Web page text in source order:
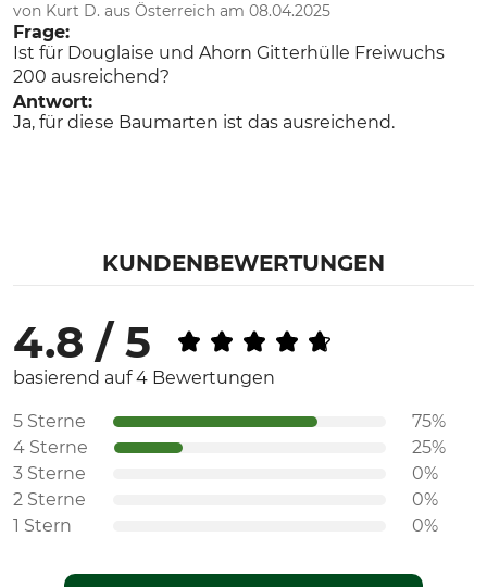
von Kurt D. aus Österreich am 08.04.2025
Frage:
Ist für Douglaise und Ahorn Gitterhülle Freiwuchs
200 ausreichend?
Antwort:
Ja, für diese Baumarten ist das ausreichend.
KUNDENBEWERTUNGEN
4.8 / 5
basierend auf 4 Bewertungen
5 Sterne
75%
4 Sterne
25%
3 Sterne
0%
2 Sterne
0%
1 Stern
0%